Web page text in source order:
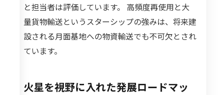
と担当者は評価しています。 高頻度再使用と大
量貨物輸送というスターシップの強みは、将来建
設される月面基地への物資輸送でも不可欠とされ
ています。
火星を視野に入れた発展ロードマッ